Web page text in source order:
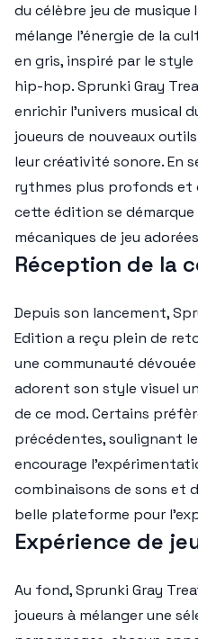
du célèbre jeu de
mélange l'énergie de la
en gris, inspiré par le
hip-hop. Sprunki Gray
enrichir l'univers musical
joueurs de nouveaux
leur créativité sonore. En
rythmes plus profonds et
cette édition se
mécaniques de jeu
Réception de la
Depuis son lancement,
Edition a reçu plein de
une communauté
adorent son style visuel
de ce mod. Certains
précédentes, soulignant
encourage
combinaisons de sons et
belle plateforme pour
Expérience de
Au fond, Sprunki Gray
joueurs à mélanger une